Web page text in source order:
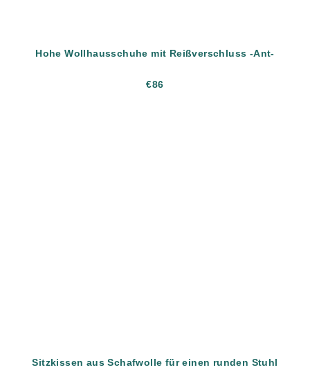
Hohe Wollhausschuhe mit Reißverschluss -Ant-
€86
Sitzkissen aus Schafwolle für einen runden Stuhl